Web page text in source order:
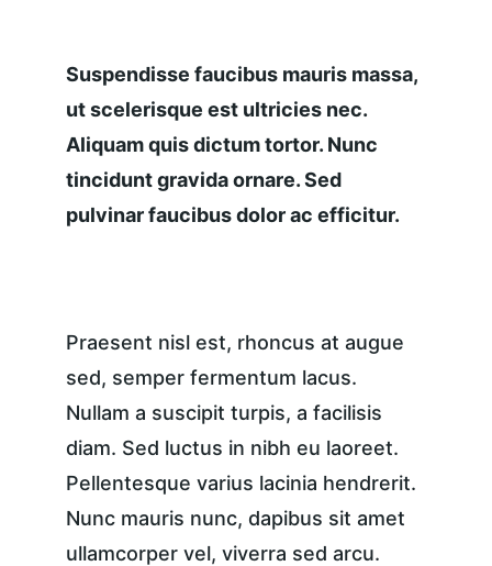
Suspendisse faucibus mauris massa,
ut scelerisque est ultricies nec.
Aliquam quis dictum tortor. Nunc
tincidunt gravida ornare. Sed
pulvinar faucibus dolor ac efficitur.
Praesent nisl est, rhoncus at augue
sed, semper fermentum lacus.
Nullam a suscipit turpis, a facilisis
diam. Sed luctus in nibh eu laoreet.
Pellentesque varius lacinia hendrerit.
Nunc mauris nunc, dapibus sit amet
ullamcorper vel, viverra sed arcu.